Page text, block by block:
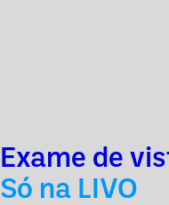
Exame de
Só na LIVO